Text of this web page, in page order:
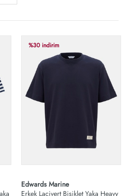
%30 indirim
Edwards Marine
Erkek Lacivert Bisiklet Yaka Heavy